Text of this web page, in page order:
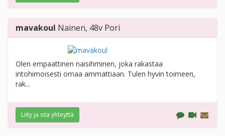
mavakoul Nainen, 48v Pori
Olen empaattinen naisihminen, joka rakastaa
intohimoisesti omaa ammattiaan. Tulen hyvin toimeen,
rak...
Liity ja ota yhteyttä